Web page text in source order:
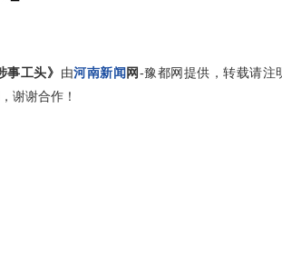
事工头》 由河南新闻 网-豫都网提供，转载请注
谢谢合作！